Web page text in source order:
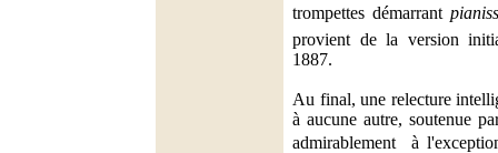
trompettes démarrant
provient de la version
1887.
Au final, une relecture
à aucune autre, soutenue
admirablement  à